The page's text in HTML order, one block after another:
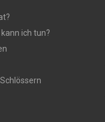
ich tun?